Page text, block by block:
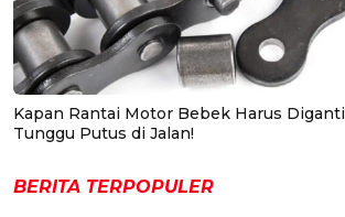
Kapan Rantai Motor Bebek Harus
Tunggu Putus di Jalan!
BERITA TERPOPULER